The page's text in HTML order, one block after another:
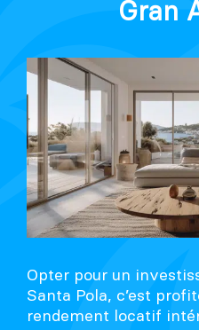
Gran
Opter pour un
Santa Pola, c’est
rendement locatif